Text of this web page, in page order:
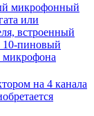
микрофонный
или
встроенный
10-пиновый
микрофона
на 4 канала